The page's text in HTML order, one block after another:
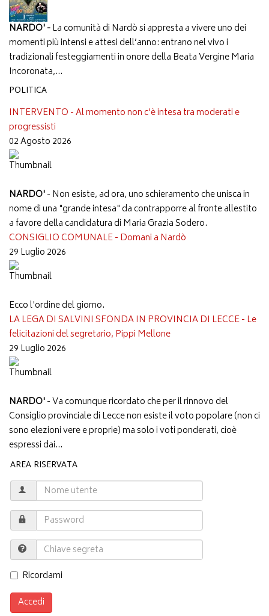
NARDO' -La comunità di Nardò si appresta a vivere uno dei
momenti più intensi e attesi dell’anno: entrano nel vivo i
tradizionali festeggiamenti in onore della Beata Vergine Maria
Incoronata,...
POLITICA
INTERVENTO - Al momento non c'è intesa tra moderati e
progressisti
02 Agosto 2026
NARDO'- Non esiste, ad ora, uno schieramento che unisca in
nome di una "grande intesa" da contrapporre al fronte allestito
a favore della candidatura di Maria Grazia Sodero.
CONSIGLIO COMUNALE - Domani a Nardò
29 Luglio 2026
Ecco l'ordine del giorno.
LA LEGA DI SALVINI SFONDA IN PROVINCIA DI LECCE - Le
felicitazioni del segretario, Pippi Mellone
29 Luglio 2026
NARDO'- Va comunque ricordato che per il rinnovo del
Consiglio provinciale di Lecce non esiste il voto popolare (non ci
sono elezioni vere e proprie) ma solo i voti ponderati, cioè
espressi dai...
AREA RISERVATA
Ricordami
Accedi